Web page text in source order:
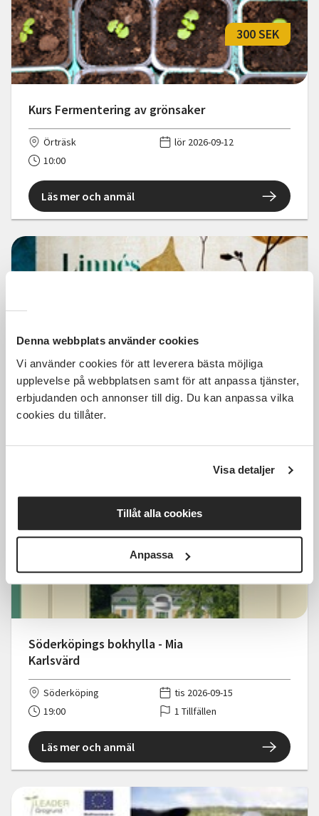
Denna webbplats använder cookies
Vi använder cookies för att leverera bästa möjliga
upplevelse på webbplatsen samt för att anpassa tjänster,
erbjudanden och annonser till dig. Du kan anpassa vilka
cookies du tillåter.
Visa detaljer
Tillåt alla cookies
Anpassa
Kurs Fermentering av grönsaker
300 SEK
Örträsk
lör 2026-09-12
10:00
Läs mer och anmäl
Söderköpings bokhylla - Lena
Granefelt
Söderköping
Söderköpings bokhylla - Mia
Karlsvärd
160 SEK
Söderköping
tis 2026-09-15
19:00
1 Tillfällen
Läs mer och anmäl